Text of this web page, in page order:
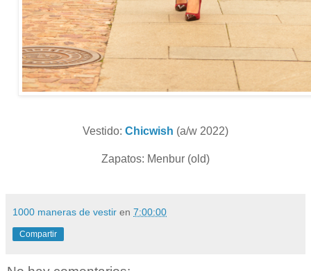
Vestido: Chicwish (a/w 2022)
Zapatos: Menbur (old)
1000 maneras de vestir en 7:00:00
Compartir